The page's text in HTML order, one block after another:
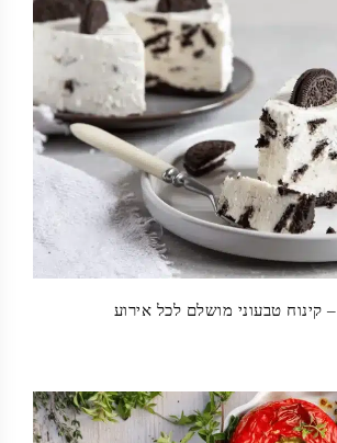
קינוח טבעוני מושלם לכל אירוע